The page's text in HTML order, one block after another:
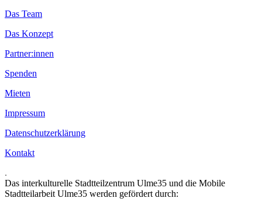
Das Team
Das Konzept
Partner:innen
Spenden
Mieten
Impressum
Datenschutzerklärung
Kontakt
.
Das interkulturelle Stadtteilzentrum Ulme35 und die Mobile
Stadtteilarbeit Ulme35 werden gefördert durch: